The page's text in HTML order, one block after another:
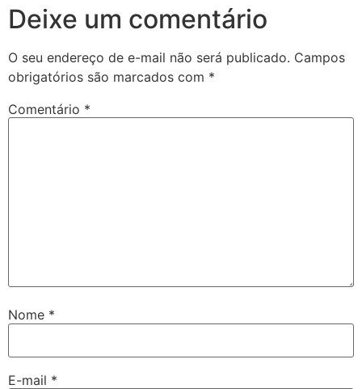
Deixe um comentário
O seu endereço de e-mail não será publicado. Campos
obrigatórios são marcados com *
Comentário *
Nome *
E-mail *